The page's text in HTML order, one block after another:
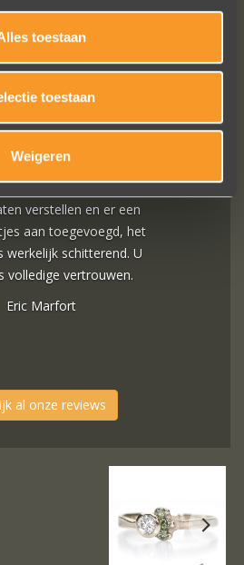
toestaan
toestaan
Weigeren
van uw creaties zijn we
derde bestelling (uit
team reageert snel en
We hebben zojuist
verstellen en er een
aan toegevoegd, het
werkelijk schitterend. U
volledige vertrouwen.
Eric Marfort
al onze reviews